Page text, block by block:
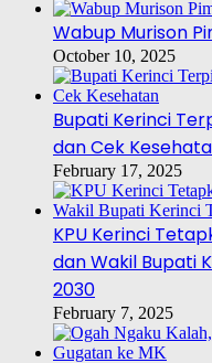
Wabup Murison
October 10, 2025
Bupati Kerinci
dan Cek
February 17, 2025
KPU Kerinci
dan Wakil Bupati
2030
February 7, 2025